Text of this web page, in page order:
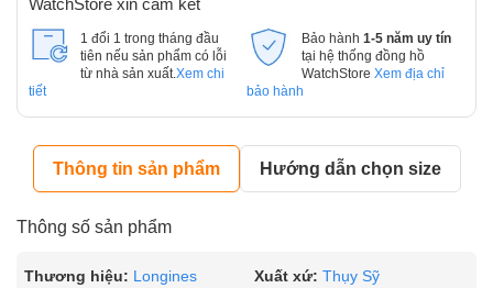
1 đổi 1 trong tháng đầu
tiên nếu sản phẩm có lỗi
từ nhà sản xuất. Xem chi
tiết
Bảo hành 1-5 năm uy tín
tại hệ thống đồng hồ
WatchStore Xem địa chỉ
bảo hành
Thông tin sản phẩm Hướng dẫn chọn size
Thông số sản phẩm
Thương hiệu: Longines Xuất xứ: Thụy Sỹ